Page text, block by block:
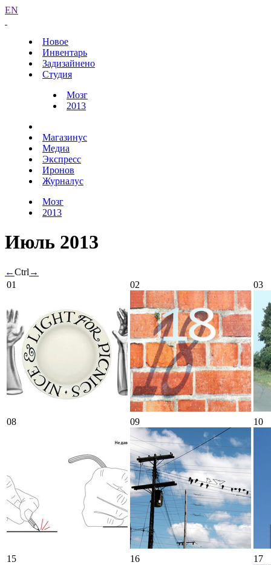
EN
Новое
Инвентарь
Задизайнено
Студия
Мозг
2013
Магазинус
Медиа
Экспресс
Иронов
Журналус
Мозг
2013
Июль 2013
←Ctrl →
01
02 03
08 09 10
15 16 17